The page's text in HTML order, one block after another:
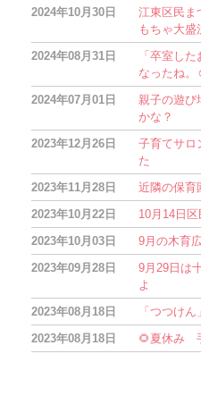
2024年10月30日
江東区民ま
もちゃ大盛
2024年08月31日
「卒室し
なったね
2024年07月01日
親子の遊び
かな？
2023年12月26日
子育てサロ
た
2023年11月28日
近隣の保育
2023年10月22日
10月14日
2023年10月03日
9月の木育
2023年09月28日
9月29日は
よ
2023年08月18日
「つつけ
2023年08月18日
🌻夏休み